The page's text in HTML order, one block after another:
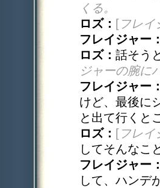
くる。
ロズ： [ フレ
フレイジャー
ロズ： 話そう
ジャーの腕に
フレイジャー
けど、最後に
と出て行くと
ロズ： [ フレ
してそんなこ
フレイジャー
して、ハンデ